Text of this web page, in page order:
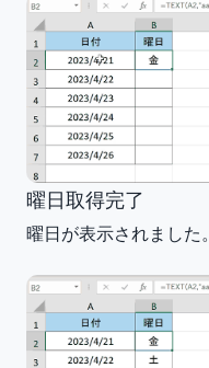
曜日取得完了
曜日が表示されました。